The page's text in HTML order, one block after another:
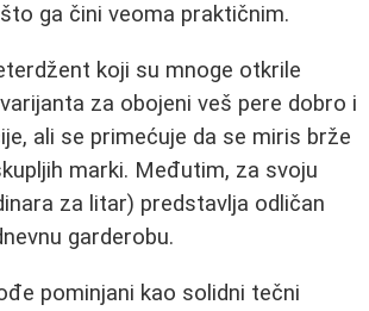
ga čini veoma praktičnim.
koji su mnoge otkrile
za obojeni veš pere dobro i
ali se primećuje da se miris brže
marki. Međutim, za svoju
za litar) predstavlja odličan
garderobu.
pominjani kao solidni tečni